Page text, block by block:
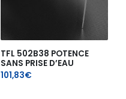
TFL 502B38 POTENCE
SANS PRISE D’EAU
101,83€